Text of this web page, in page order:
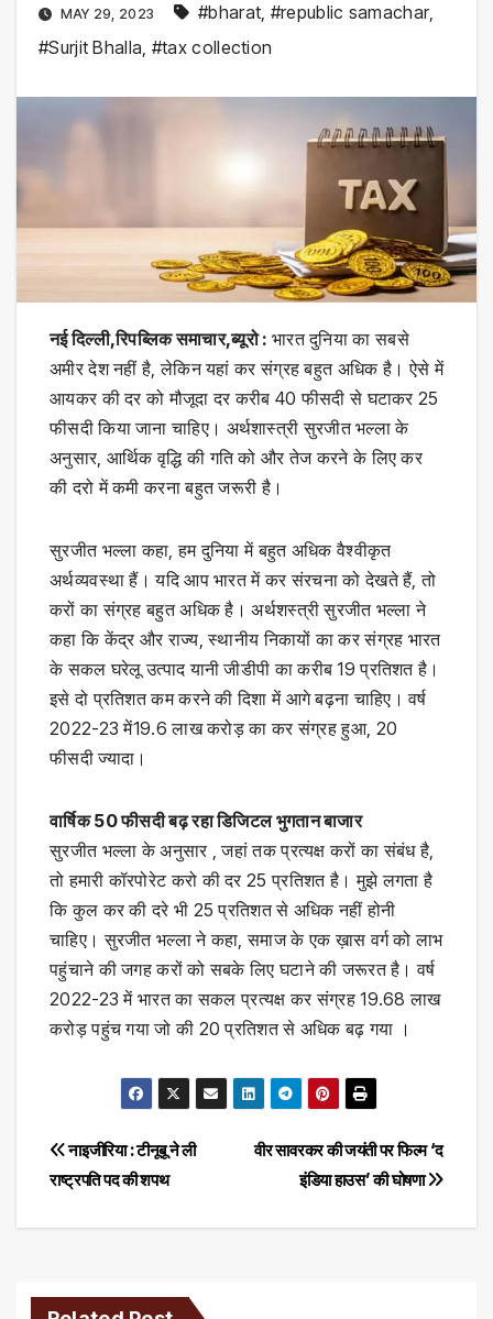
MAY 29, 2023 #bharat, #republic samachar,
#Surjit Bhalla, #tax collection
नई दिल्ली,रिपब्लिक समाचार,ब्यूरो : भारत दुनिया का सबसे
अमीर देश नहीं है, लेकिन यहां कर संग्रह बहुत अधिक है। ऐसे में
आयकर की दर को मौजूदा दर करीब 40 फीसदी से घटाकर 25
फीसदी किया जाना चाहिए। अर्थशास्त्री सुरजीत भल्ला के
अनुसार, आर्थिक वृद्धि की गति को और तेज करने के लिए कर
की दरो में कमी करना बहुत जरूरी है।
सुरजीत भल्ला कहा, हम दुनिया में बहुत अधिक वैश्वीकृत
अर्थव्यवस्था हैं। यदि आप भारत में कर संरचना को देखते हैं, तो
करों का संग्रह बहुत अधिक है। अर्थशस्त्री सुरजीत भल्ला ने
कहा कि केंद्र और राज्य, स्थानीय निकायों का कर संग्रह भारत
के सकल घरेलू उत्पाद यानी जीडीपी का करीब 19 प्रतिशत है।
इसे दो प्रतिशत कम करने की दिशा में आगे बढ़ना चाहिए। वर्ष
2022-23 में19.6 लाख करोड़ का कर संग्रह हुआ, 20
फीसदी ज्यादा।
वार्षिक 50 फीसदी बढ़ रहा डिजिटल भुगतान बाजार
सुरजीत भल्ला के अनुसार , जहां तक प्रत्यक्ष करों का संबंध है,
तो हमारी कॉरपोरेट करो की दर 25 प्रतिशत है। मुझे लगता है
कि कुल कर की दरे भी 25 प्रतिशत से अधिक नहीं होनी
चाहिए। सुरजीत भल्ला ने कहा, समाज के एक ख़ास वर्ग को लाभ
पहुंचाने की जगह करों को सबके लिए घटाने की जरूरत है। वर्ष
2022-23 में भारत का सकल प्रत्यक्ष कर संग्रह 19.68 लाख
करोड़ पहुंच गया जो की 20 प्रतिशत से अधिक बढ़ गया ।
Post
navigation
वीर सावरकर की जयंती पर फिल्म ‘द
इंडिया हाउस’ की घोषणा
नाइजीरिया : टीनूबू ने ली
राष्ट्रपति पद की शपथ